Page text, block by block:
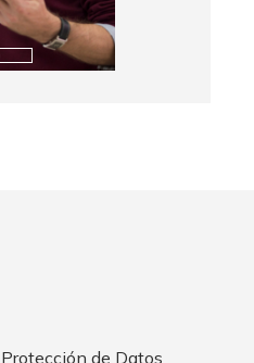
de Datos